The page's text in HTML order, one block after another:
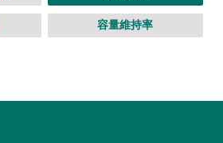
容量維持率